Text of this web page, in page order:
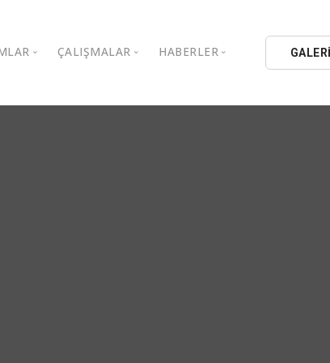
Aydın Üniversitesi
ÇALIŞMALAR
Kitaplar
HABERLER
Aydın Düşünce
GALERİ